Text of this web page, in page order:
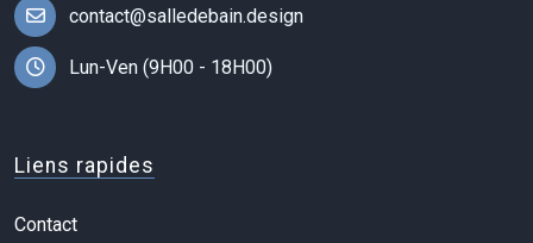
contact@salledebain.design
Lun-Ven (9H00 - 18H00)
Liens rapides
Contact